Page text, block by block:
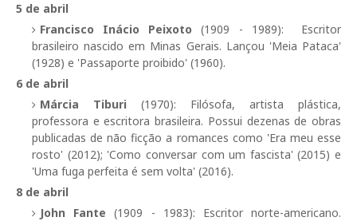
5 de abril
Francisco Inácio Peixoto (1909 - 1989): Escritor
brasileiro nascido em Minas Gerais. Lançou 'Meia Pataca'
(1928) e 'Passaporte proibido' (1960).
6 de abril
Márcia Tiburi (1970): Filósofa, artista plástica,
professora e escritora brasileira. Possui dezenas de obras
publicadas de não ficção a romances como 'Era meu esse
rosto' (2012); 'Como conversar com um fascista' (2015) e
'Uma fuga perfeita é sem volta' (2016).
8 de abril
John Fante (1909 - 1983): Escritor norte-americano.